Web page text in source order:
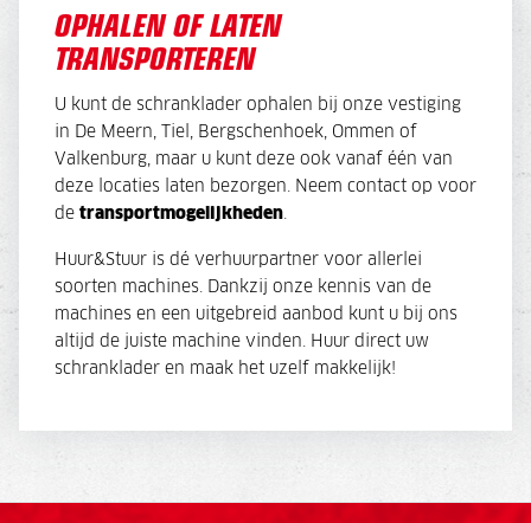
OPHALEN OF LATEN
TRANSPORTEREN
U kunt de schranklader ophalen bij onze vestiging
in De Meern, Tiel, Bergschenhoek, Ommen of
Valkenburg, maar u kunt deze ook vanaf één van
deze locaties laten bezorgen. Neem contact op voor
de transportmogelijkheden.
Huur&Stuur is dé verhuurpartner voor allerlei
soorten machines. Dankzij onze kennis van de
machines en een uitgebreid aanbod kunt u bij ons
altijd de juiste machine vinden. Huur direct uw
schranklader en maak het uzelf makkelijk!